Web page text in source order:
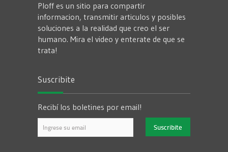
Ploff es un sitio para compartir
informacion, transmitir articulos y posibles
soluciones a la realidad que creo el ser
humano. Mira el video y enterate de que se
trata!
Suscribite
Recibí los boletines por email!